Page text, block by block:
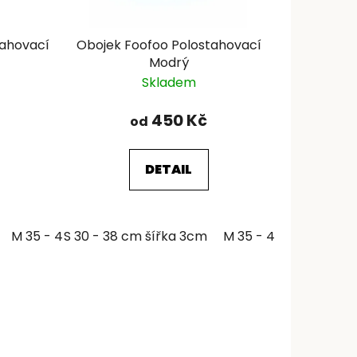
M 35 - 46 cm šířka 3cm
Obojek Foofoo Polostahovací
Modrý
Skladem
od 450 Kč
DETAIL
S 30 - 38 cm šířka 3cm M 35 - 46 cm šířka